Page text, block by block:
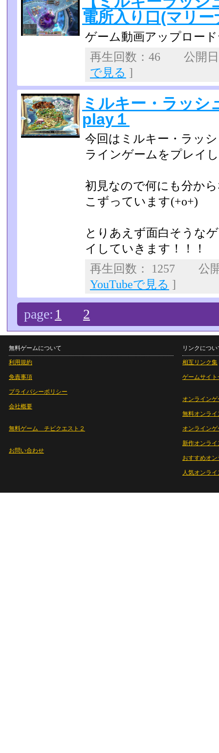
電所入り口(マリー
ゲーム動画アップロー
再生回数：46 公開
で見る ]
ミルキー・ラッシ
play１
今回はミルキー・ラッ
ラインゲームをプレイ
初見なので何にも分か
こずっています(+o+)
とりあえず面白そうな
イしていきます！！！
再生回数： 1257 公
YouTubeで見る ]
page: 1 2
無料ゲームについて
利用規約
免責事項
プライバシーポリシー
会社概要
無料ゲーム チビクエスト２
お問い合わせ
リンクについ
相互リンク集
ゲームサイト
オンラインゲ
無料オンライ
オンライン
新作オンライ
おすすめオ
人気オンラ